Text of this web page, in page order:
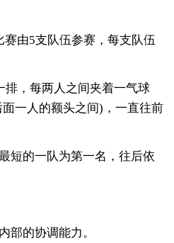
由5支队伍参赛，每支队伍
，每两人之间夹着一气球
一人的额头之间)，一直往前
的一队为第一名，往后依
的协调能力。